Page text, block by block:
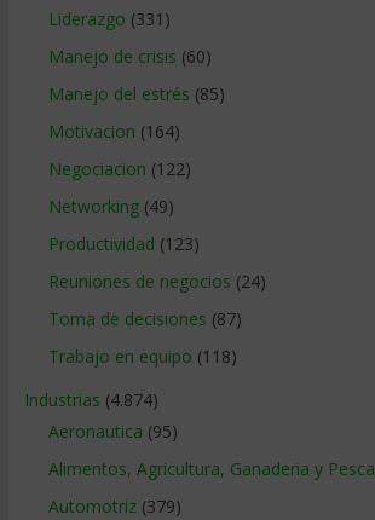
Liderazgo (331)
Manejo de crisis (60)
Manejo del estrés (85)
Motivacion (164)
Negociacion (122)
Networking(49)
Productividad (123)
Reuniones de negocios (24)
Toma de decisiones (87)
Trabajo en equipo (118)
Industrias (4.874)
Aeronautica (95)
Alimentos, Agricultura, Ganaderia y Pesca
Automotriz(379)